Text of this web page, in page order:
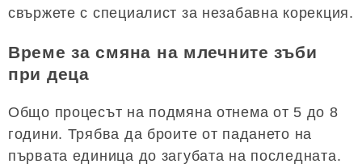
свържете с специалист за незабавна корекция.
Време за смяна на млечните зъби
при деца
Общо процесът на подмяна отнема от 5 до 8
години. Трябва да броите от падането на
първата единица до загубата на последната.